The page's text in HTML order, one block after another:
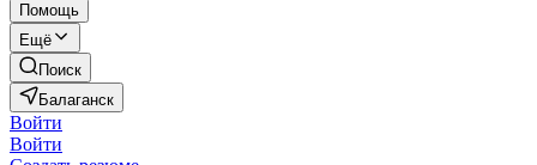
Помощь
Ещё
Поиск
Балаганск
Войти
Войти